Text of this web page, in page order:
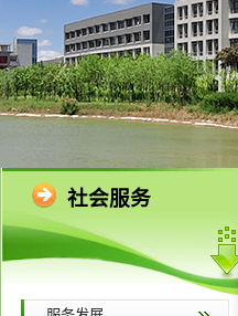
社会服务